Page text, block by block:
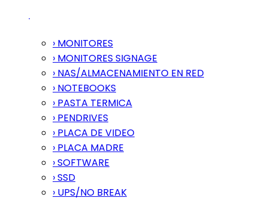
› MONITORES
› MONITORES SIGNAGE
› NAS/ALMACENAMIENTO EN RED
› NOTEBOOKS
› PASTA TERMICA
› PENDRIVES
› PLACA DE VIDEO
› PLACA MADRE
› SOFTWARE
› SSD
› UPS/NO BREAK